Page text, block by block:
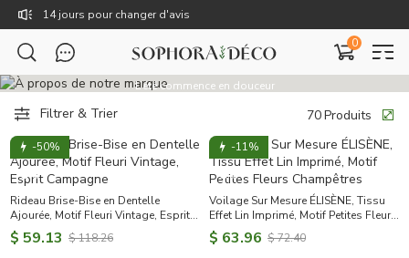
14 jours pour changer d'avis
Livraison gratuite dès 59€
TTC : Prix incluant toutes les taxes, dont la TVA.
0
Les Beaux Jours
L’été commence en douceur
Filtrer & Trier 70Produits
-50%
Rideau Brise-Bise en Dentelle
Ajourée, Motif Fleuri Vintage, Esprit
Campagne
$ 59.13 $ 118.26
-11%
Voilage Sur Mesure ÉLISÈNE, Tissu
Effet Lin Imprimé, Motif Petites Fleurs
Champêtres
$ 63.96 $ 72.40